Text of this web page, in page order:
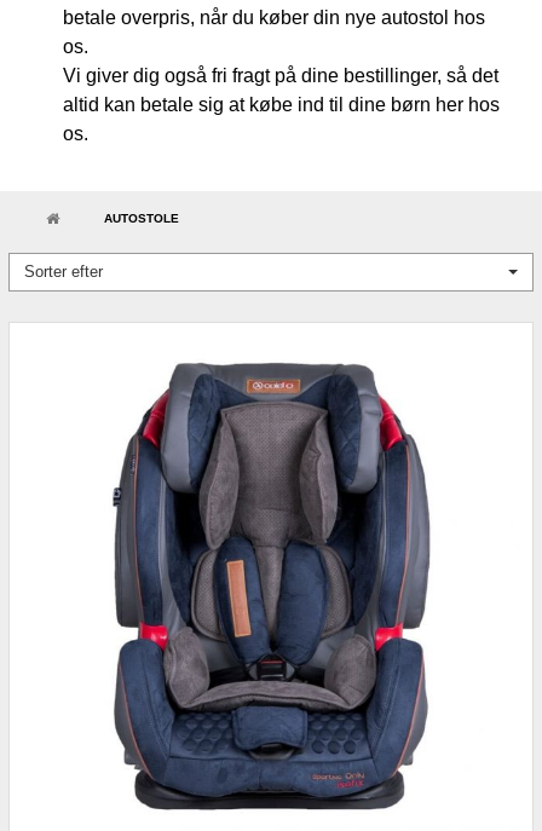
betale overpris, når du køber din nye autostol hos
os.
Vi giver dig også fri fragt på dine bestillinger, så det
altid kan betale sig at købe ind til dine børn her hos
os.
AUTOSTOLE
Sorter efter